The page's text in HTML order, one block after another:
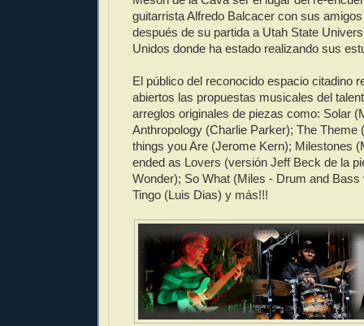
guitarrista Alfredo Balcacer con sus
después de su partida a Utah State
Unidos donde ha estado realizando sus
El público del reconocido espacio citadino
abiertos las propuestas musicales del
arreglos originales de piezas como: Solar
Anthropology (Charlie Parker); The Theme
things you Are (Jerome Kern); Milestones
ended as Lovers (versión Jeff Beck de la
Wonder); So What (Miles - Drum and
Tingo (Luis Dias) y más!!!